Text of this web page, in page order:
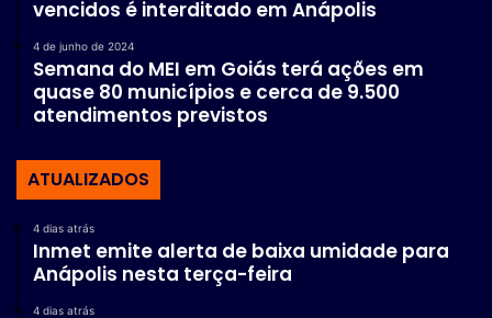
vencidos é interditado em Anápolis
4 de junho de 2024
Semana do MEI em Goiás terá ações em
quase 80 municípios e cerca de 9.500
atendimentos previstos
ATUALIZADOS
4 dias atrás
Inmet emite alerta de baixa umidade para
Anápolis nesta terça-feira
4 dias atrás